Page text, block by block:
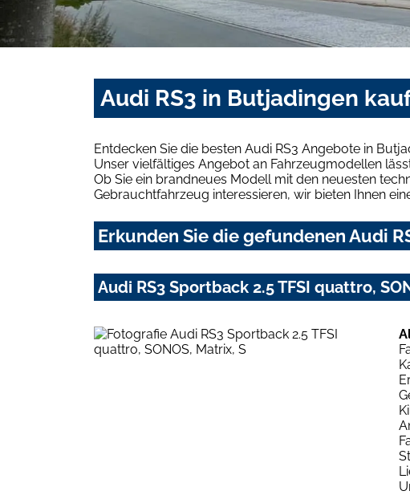
Audi RS3 in Butjadingen
Entdecken Sie die besten Audi RS3 Angebote in
Unser vielfältiges Angebot an Fahrzeugmodellen
Ob Sie ein brandneues Modell mit den neuesten
Gebrauchtfahrzeug interessieren, wir bieten Ihnen
Erkunden Sie die gefundenen Audi
Audi RS3 Sportback 2.5 TFSI quattro,